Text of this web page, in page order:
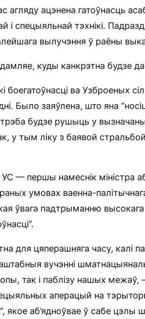
ацэнена гатоўнасць
і спецыяльнай тэхнікі.
вылучэння ў раёны
куды канкрэтна будзе
боегатоўнасці ва Узброеных
Было заяўлена, што яна
трэба будзе рушыць у
у тым ліку з баявой
— першы намеснік міністра
умовах ваенна-
ўвага падтрыманню
для цяперашняга часу, калі
вучэнні
так і паблізу нашых межаў,
аперацый на
якое аб’ядноўвае ў сабе цэлы